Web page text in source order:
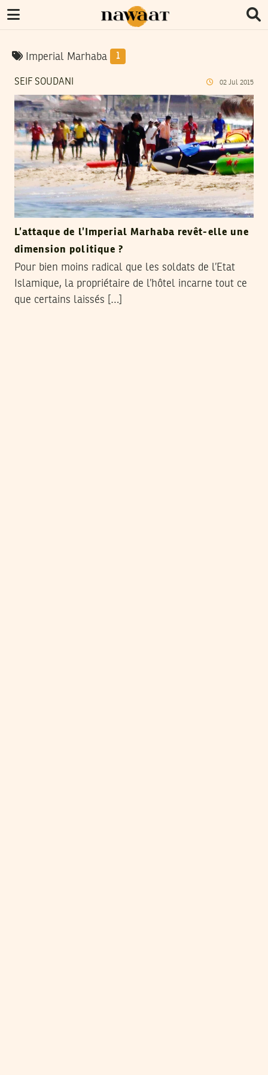
Imperial Marhaba 1
SEIF SOUDANI 02 Jul 2015
L’attaque de l’Imperial Marhaba revêt-elle une
dimension politique ?
Pour bien moins radical que les soldats de l’Etat
Islamique, la propriétaire de l’hôtel incarne tout ce
que certains laissés […]